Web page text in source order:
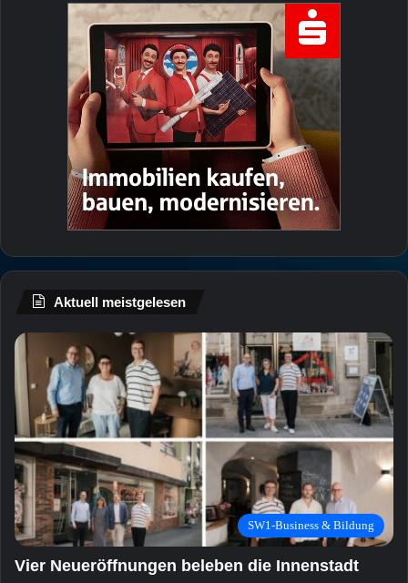
Aktuell meistgelesen
SW1-Business & Bildung
Vier Neueröffnungen beleben die Innenstadt